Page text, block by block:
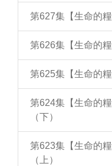
第627集【生命的
第626集【生命的
第625集【生命的
第624集【生命的
（下）
第623集【生命的
（上）